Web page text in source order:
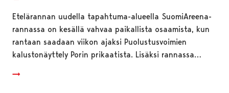
Etelärannan uudella tapahtuma-alueella SuomiAreena-
rannassa on kesällä vahvaa paikallista osaamista, kun
rantaan saadaan viikon ajaksi Puolustusvoimien
kalustonäyttely Porin prikaatista. Lisäksi rannassa…